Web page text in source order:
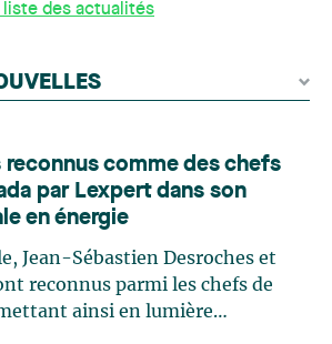
liste des actualités
reconnus comme des chefs
par Lexpert dans son
en énergie
Jean-Sébastien Desroches et
reconnus parmi les chefs de
ainsi en lumière